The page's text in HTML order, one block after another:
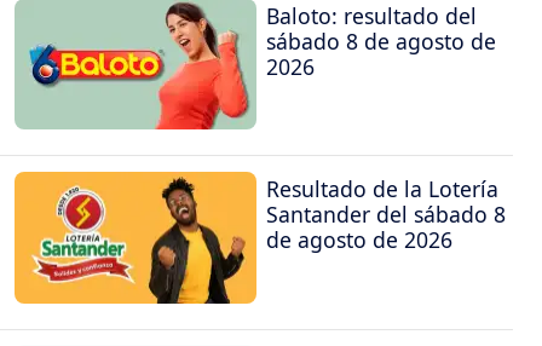
Baloto: resultado del
sábado 8 de agosto de
2026
Resultado de la Lotería
Santander del sábado 8
de agosto de 2026